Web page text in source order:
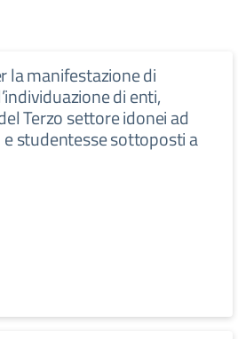
la manifestazione di
di enti,
Terzo settore idonei ad
studentesse sottoposti a